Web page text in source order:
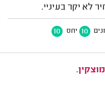
לא יקר בעיניי.
10 יחס 10